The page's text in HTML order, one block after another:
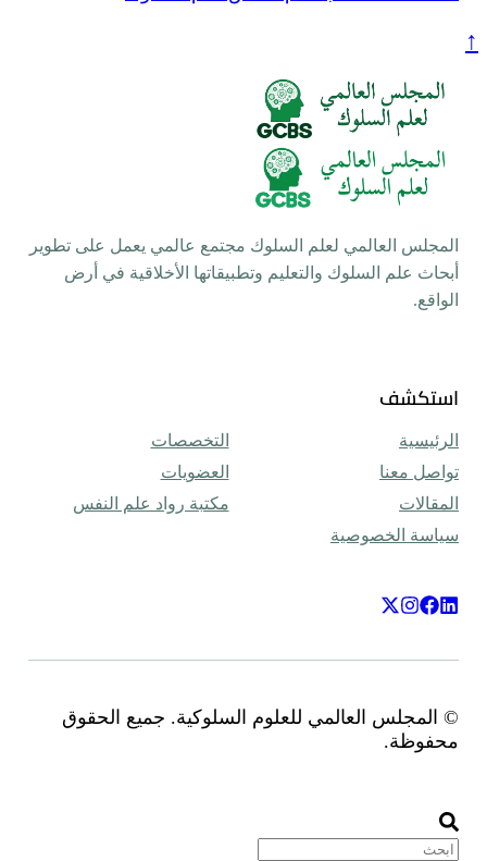
السلوك مجتمع عالمي يعمل على تطوير
وتطبيقاتها الأخلاقية في أرض
التخصصات
العضويات
مكتبة رواد علم النفس
السلوكية. جميع الحقوق